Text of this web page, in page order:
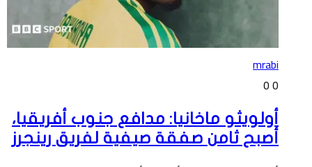
mrabi
0
أولويثو ماخانيا: مدافع جنوب أفريقيا،
أصبح ثامن صفقة صيفية لفريق رينجرز